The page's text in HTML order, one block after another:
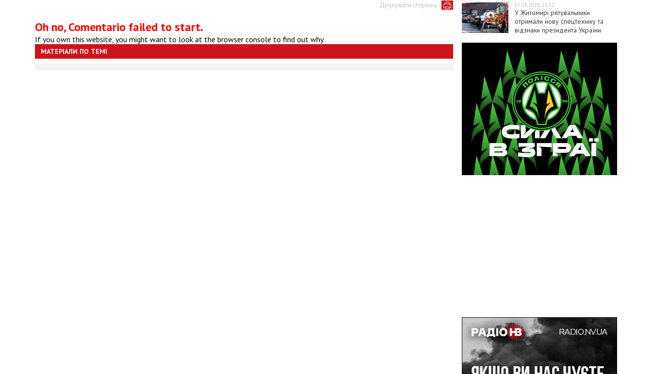
Друкувати сторінку
Oh no, Comentario failed to start.
If you own this website, you might want to look at the browser console to find out why.
МАТЕРІАЛИ ПО ТЕМІ
05.08.2026, 16:31
У Житомирі рятувальники
отримали нову спецтехніку та
відзнаки президента України